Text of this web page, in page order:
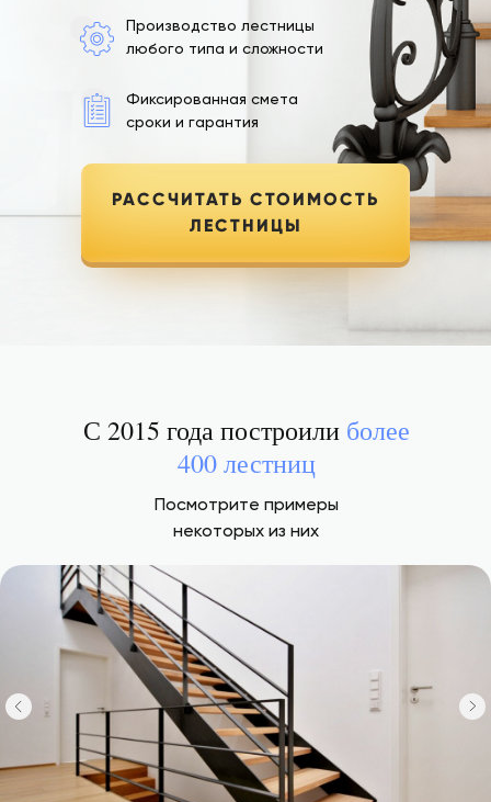
Фиксированная смета
сроки и гарантия
Производство лестницы
любого типа и сложности
РАССЧИТАТЬ СТОИМОСТЬ
ЛЕСТНИЦЫ
С 2015 года построили более
400 лестниц
Посмотрите примеры
некоторых из них